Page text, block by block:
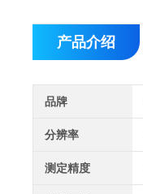
产品介绍
品牌
分辨率
测定精度